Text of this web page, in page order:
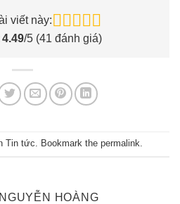
viết này:
4.49/5 (41 đánh giá)
Tin tức. Bookmark the permalink.
HOÀNG